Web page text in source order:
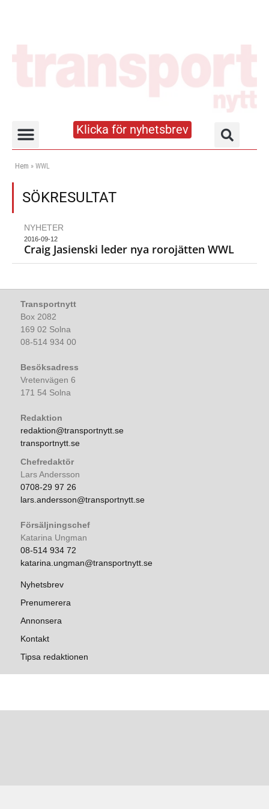
Klicka för nyhetsbrev
Hem » WWL
SÖKRESULTAT
NYHETER
2016-09-12
Craig Jasienski leder nya rorojätten WWL
Transportnytt
Box 2082
169 02 Solna
08-514 934 00
Besöksadress
Vretenvägen 6
171 54 Solna
Redaktion
redaktion@transportnytt.se
transportnytt.se
Chefredaktör
Lars Andersson
0708-29 97 26
lars.andersson@transportnytt.se
Försäljningschef
Katarina Ungman
08-514 934 72
katarina.ungman@transportnytt.se
Nyhetsbrev
Prenumerera
Annonsera
Kontakt
Tipsa redaktionen